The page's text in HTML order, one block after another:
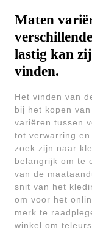
Maten
lastig kan
vinden.
Het vinden van
bij het kopen
variëren tussen
tot verwarring
zoek zijn naar
belangrijk om te
van de
snit van het
om voor het
merk te
winkel om